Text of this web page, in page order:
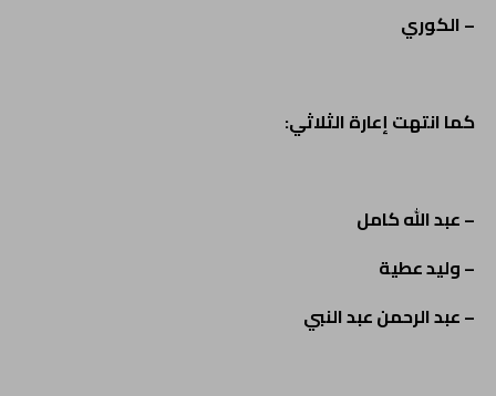
– الكوري
كما انتهت إعارة الثلاثي:
– عبد الله كامل
– وليد عطية
– عبد الرحمن عبد النبي